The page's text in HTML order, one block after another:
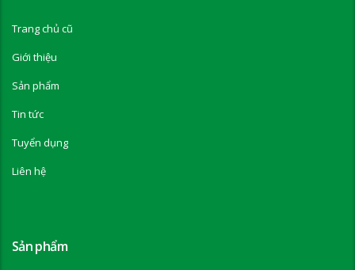
Trang chủ cũ
Giới thiệu
Sản phẩm
Tin tức
Tuyển dụng
Liên hệ
Sản phẩm